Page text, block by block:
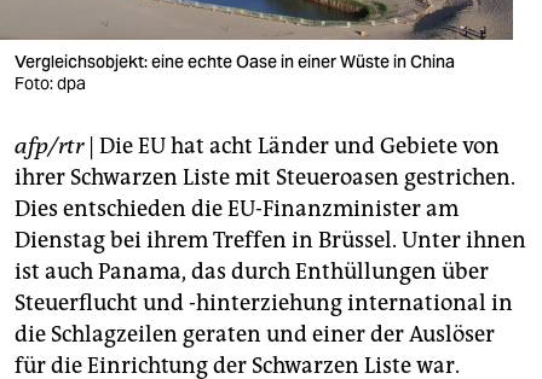
verlag
verlag
veranstaltungen
shop
fragen & hilfe
unterstützen
abo
genossenschaft
Vergleichsobjekt: eine echte Oase in einer Wüste in China
Foto: dpa
afp/rtr| Die EU hat acht Länder und Gebiete von
ihrer Schwarzen Liste mit Steueroasen gestrichen.
Dies entschieden die EU-Finanzminister am
Dienstag bei ihrem Treffen in Brüssel. Unter ihnen
ist auch Panama, das durch Enthüllungen über
Steuerflucht und -hinterziehung international in
die Schlagzeilen geraten und einer der Auslöser
für die Einrichtung der Schwarzen Liste war.